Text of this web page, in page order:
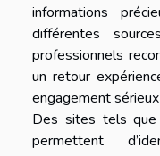
informations
différentes
professionnels
un retour
engagement
Des sites tels que
permettent